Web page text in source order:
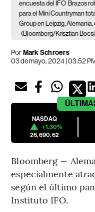
encuesta del IFO Brazos
para el Mini Countryman
Group en Leipzig,
(Bloomberg/Krisztian
PorMark Schroers
03 de mayo, 2024 | 03:52
NASDAQ
+1.30%
26,690.62
Bloomberg —
especialmente
según el último
Instituto IFO.